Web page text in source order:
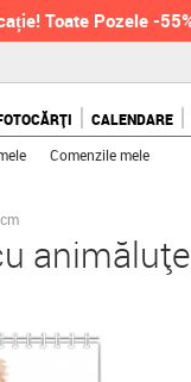
Toate Pozele -
CALENDARE
Comenzile mele